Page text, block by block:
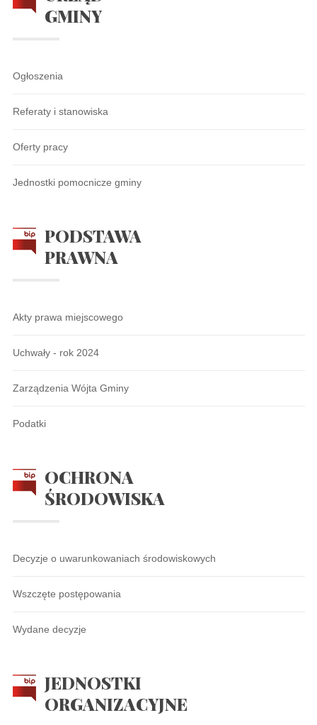
GMINY
Ogłoszenia
Referaty i stanowiska
Oferty pracy
Jednostki pomocnicze gminy
PODSTAWA
PRAWNA
Akty prawa miejscowego
Uchwały - rok 2024
Zarządzenia Wójta Gminy
Podatki
OCHRONA
ŚRODOWISKA
Decyzje o uwarunkowaniach środowiskowych
Wszczęte postępowania
Wydane decyzje
JEDNOSTKI
ORGANIZACYJNE